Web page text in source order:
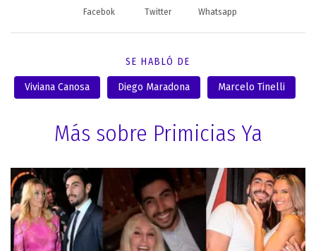
Facebok Twitter Whatsapp
SE HABLÓ DE
Viviana Canosa Diego Maradona Marcelo Tinelli
Más sobre Primicias Ya